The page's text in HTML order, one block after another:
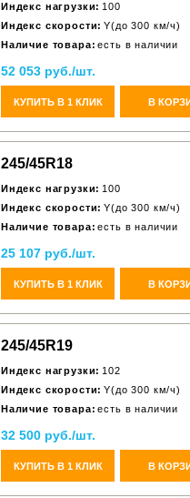
Индекс нагрузки: 100
Индекс скорости: Y(до 300 км/ч)
Наличие товара: есть в наличии
52 053 руб./шт.
КУПИТЬ В 1 КЛИК В
245/45R18
Индекс нагрузки: 100
Индекс скорости: Y(до 300 км/ч)
Наличие товара: есть в наличии
25 107 руб./шт.
КУПИТЬ В 1 КЛИК В
245/45R19
Индекс нагрузки: 102
Индекс скорости: Y(до 300 км/ч)
Наличие товара: есть в наличии
32 500 руб./шт.
КУПИТЬ В 1 КЛИК В